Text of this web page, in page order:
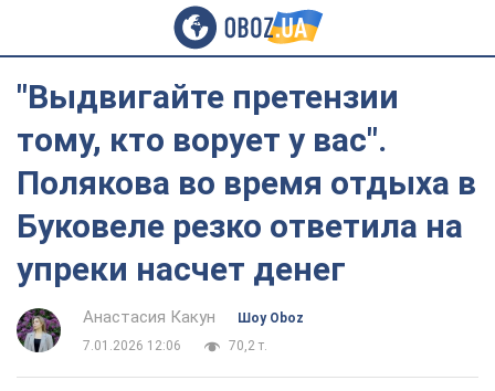
"Выдвигайте претензии
тому, кто ворует у вас".
Полякова во время отдыха в
Буковеле резко ответила на
упреки насчет денег
Анастасия Какун
Шоу Oboz
7.01.2026 12:06
70,2 т.